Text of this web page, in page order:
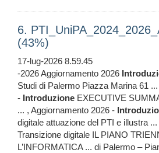
6.
(43%)
17-lug-2026 8.59.45
-2026 Aggiornamento 2026
Studi di Palermo Piazza Marina 61
- Introduzione EXECUTIVE
... , Aggiornamento 2026 -
digitale attuazione del PTI e illustra ...
Transizione digitale IL PIANO
L’INFORMATICA ... di Palermo –